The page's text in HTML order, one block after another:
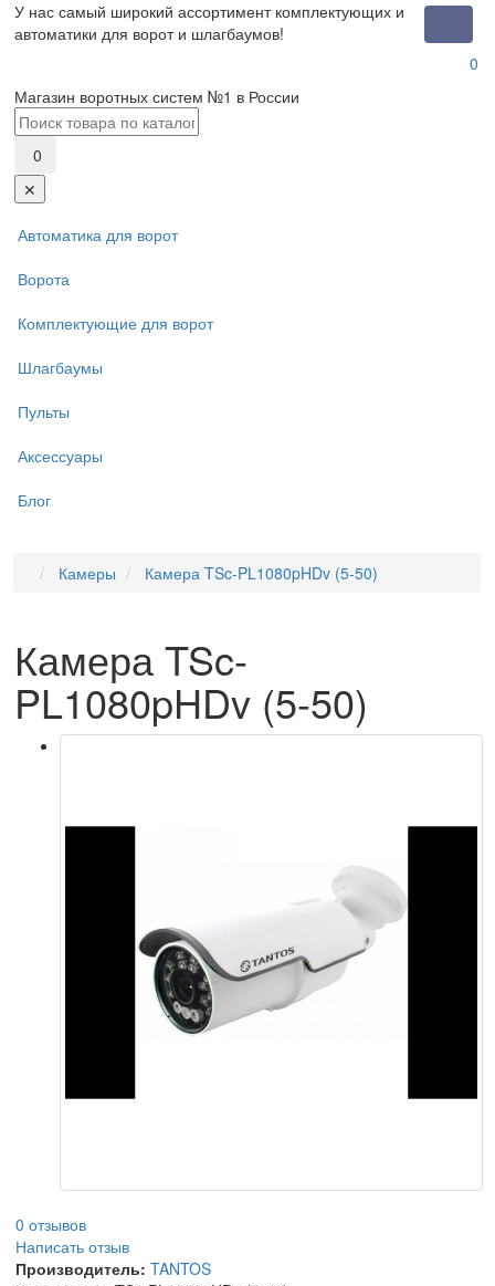
У нас самый широкий ассортимент комплектующих и
автоматики для ворот и шлагбаумов!
0
Магазин воротных систем №1 в России
0
✕
Автоматика для ворот
Ворота
Комплектующие для ворот
Шлагбаумы
Пульты
Аксессуары
Блог
Камеры Камера TSc-PL1080pHDv (5-50)
Камера TSc-
PL1080pHDv (5-50)
0 отзывов
Написать отзыв
Производитель: TANTOS